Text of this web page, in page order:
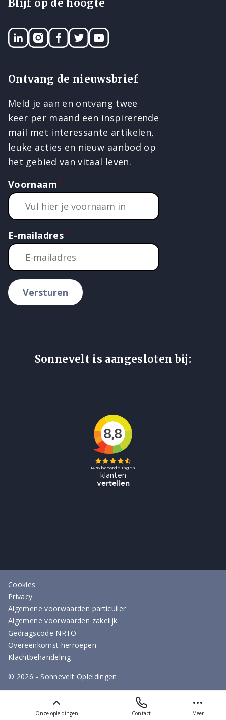
GA NAAR ALLE OPLEIDINGEN
OPEN DAGEN & EVENTS
Onze opleidingen Contact Meer
Blijf op de hoogte
LinkedINInstagram
Facebook
TwitterYouTube
Ontvang de nieuwsbrief
Meld je aan en ontvang twee
keer per maand een inspirerende
mail met interessante artikelen,
leuke acties en nieuw aanbod op
het gebied van vitaal leven.
Voornaam
E-mailadres
Versturen
Sonnevelt is aangesloten bij:
Cookies
Privacy
Algemene voorwaarden particulier
Algemene voorwaarden zakelijk
Gedragscode NRTO
Overeenkomst herroepen
Klachtbehandeling
© 2026 - Sonnevelt Opleidingen